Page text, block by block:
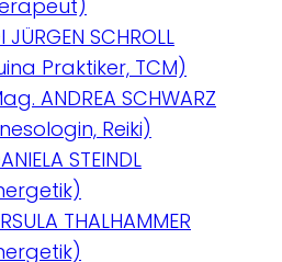
JÜRGEN SCHROLL
Praktiker, TCM)
ANDREA SCHWARZ
Reiki)
STEINDL
THALHAMMER